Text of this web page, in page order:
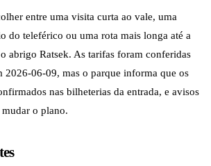
entre uma visita curta ao vale, uma
do teleférico ou uma rota mais longa até a
abrigo Ratsek. As tarifas foram conferidas
2026-06-09, mas o parque informa que os
nas bilheterias da entrada, e avisos
o plano.